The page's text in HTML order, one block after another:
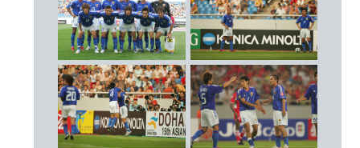
2004.7.24
グループステージ第2戦 タイ
○ 4 - 1
（21’ 中村俊輔 56’ 87’ 中澤佑二 68’ 福西崇史）
2004.7.28
グループステージ第3戦 イラン
△ 0 - 0
1 楢﨑 正剛（名古屋グランパスエイト）
12 土肥 洋一（ＦＣ東京）
23 川口 能活（ＦＣノアシェラン／デンマー
ク）
DF
3 田中 誠（ジュビロ磐田）